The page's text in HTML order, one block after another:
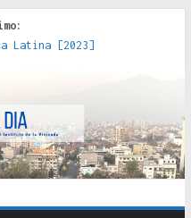
Latina [2023]
[2022]
[2020]
adecuada [2019]
Seguro Obrero en
[2014]